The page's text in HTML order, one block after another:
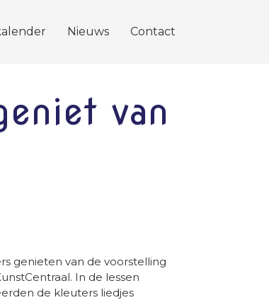
Nieuws Contact
van
genieten van de voorstelling
In de lessen
de kleuters liedjes